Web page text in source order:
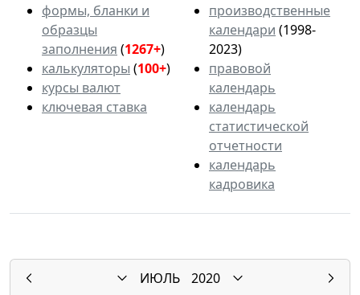
формы, бланки и
образцы
заполнения (1267+)
калькуляторы (100+)
курсы валют
ключевая ставка
производственные
календари (1998-
2023)
правовой
календарь
календарь
статистической
отчетности
календарь
кадровика
ИЮЛЬ
2020